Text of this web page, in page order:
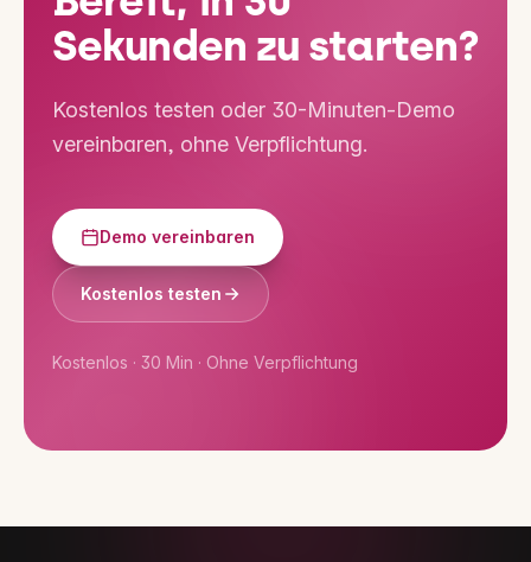
Sekunden zu starten?
Kostenlos testen oder 30-Minuten-Demo
vereinbaren, ohne Verpflichtung.
Demo vereinbaren
Kostenlos testen
Kostenlos · 30 Min · Ohne Verpflichtung